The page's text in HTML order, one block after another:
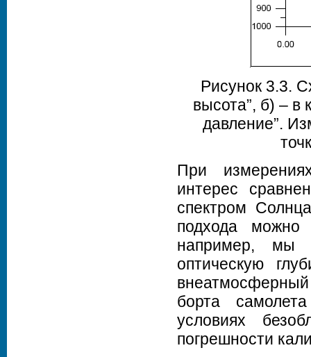
Рисунок 3.3.
высота”, б) – в
давление”.
При
интерес
спектром
подхода можно
например, мы
оптическую
борта
условиях
погрешности